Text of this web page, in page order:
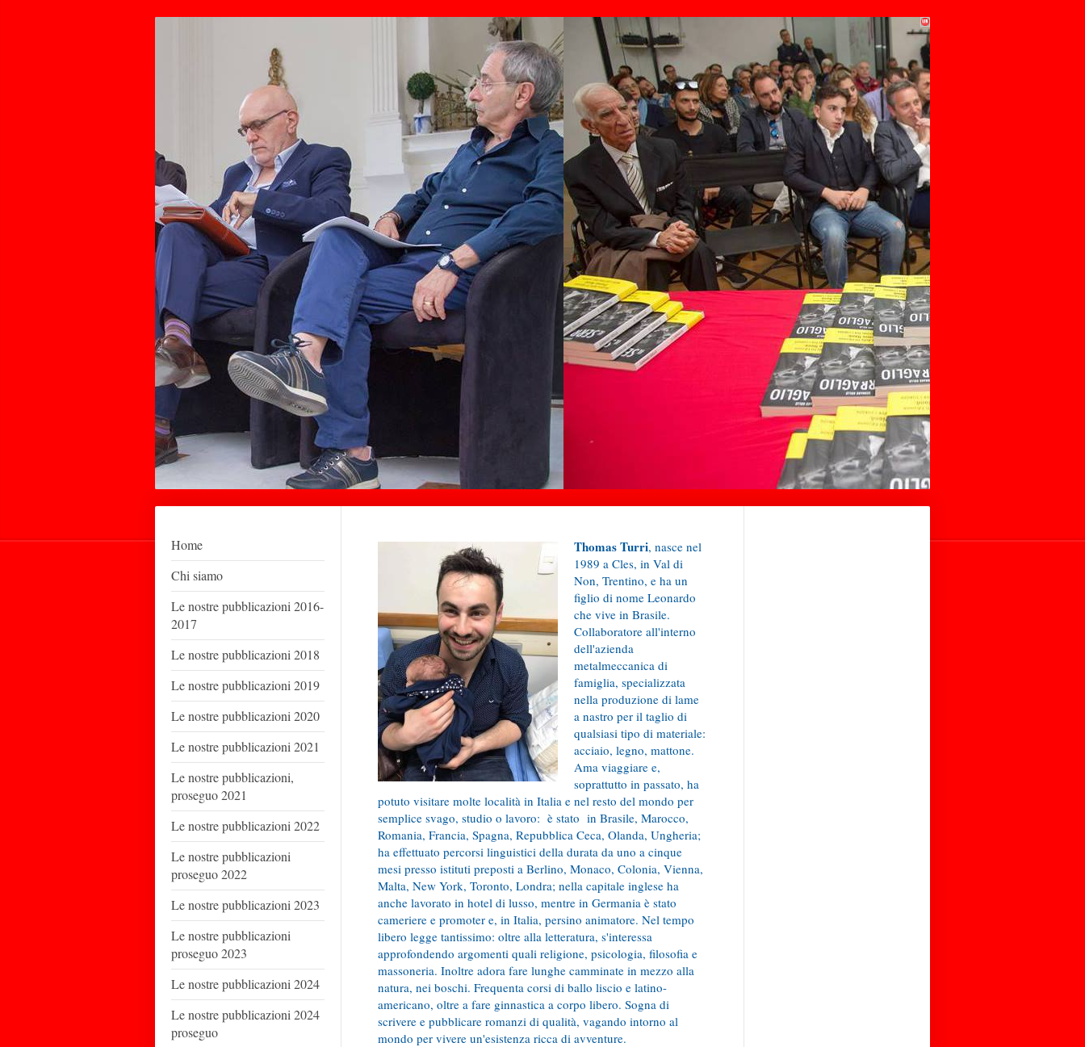
Home
Chi siamo
Le nostre pubblicazioni 2016-
2017
Le nostre pubblicazioni 2018
Le nostre pubblicazioni 2019
Le nostre pubblicazioni 2020
Le nostre pubblicazioni 2021
Le nostre pubblicazioni,
proseguo 2021
Le nostre pubblicazioni 2022
Le nostre pubblicazioni
proseguo 2022
Le nostre pubblicazioni 2023
Le nostre pubblicazioni
proseguo 2023
Le nostre pubblicazioni 2024
Le nostre pubblicazioni 2024
proseguo
Thomas Turri, nasce nel
1989 a Cles, in Val di
Non, Trentino, e ha un
figlio di nome Leonardo
che vive in Brasile.
Collaboratore all'interno
dell'azienda
metalmeccanica di
famiglia, specializzata
nella produzione di lame
a nastro per il taglio di
qualsiasi tipo di materiale:
acciaio, legno, mattone.
Ama viaggiare e,
soprattutto in passato, ha
potuto visitare molte località in Italia e nel resto del mondo per
semplice svago, studio o lavoro: è stato in Brasile, Marocco,
Romania, Francia, Spagna, Repubblica Ceca, Olanda, Ungheria;
ha effettuato percorsi linguistici della durata da uno a cinque
mesi presso istituti preposti a Berlino, Monaco, Colonia, Vienna,
Malta, New York, Toronto, Londra; nella capitale inglese ha
anche lavorato in hotel di lusso, mentre in Germania è stato
cameriere e promoter e, in Italia, persino animatore. Nel tempo
libero legge tantissimo: oltre alla letteratura, s'interessa
approfondendo argomenti quali religione, psicologia, filosofia e
massoneria. Inoltre adora fare lunghe camminate in mezzo alla
natura, nei boschi. Frequenta corsi di ballo liscio e latino-
americano, oltre a fare ginnastica a corpo libero. Sogna di
scrivere e pubblicare romanzi di qualità, vagando intorno al
mondo per vivere un'esistenza ricca di avventure.